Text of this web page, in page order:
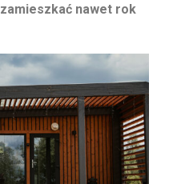
zamieszkać nawet rok